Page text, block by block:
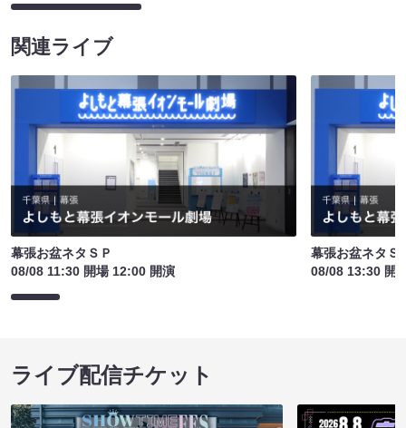
関連ライブ
幕張お盆ネタＳＰ
08/08 11:30 開場 12:00 開演
幕張お盆ネタＳ
08/08 13:30 開
ライブ配信チケット